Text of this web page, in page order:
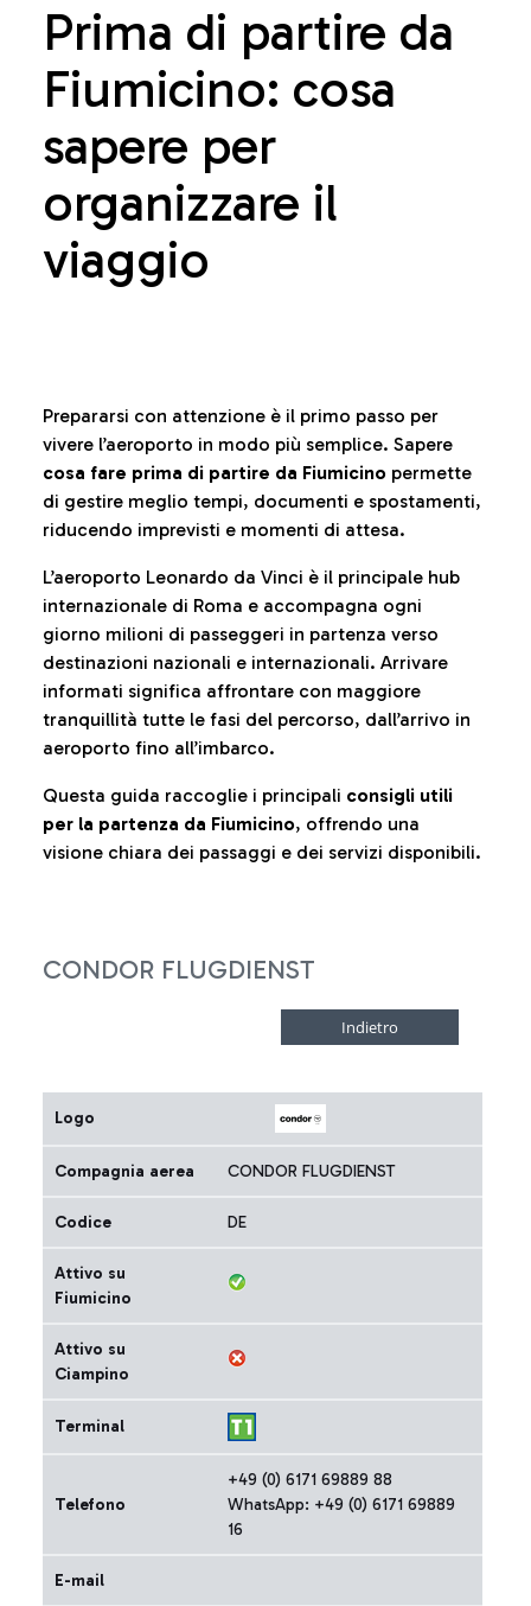
Prima di partire da
Fiumicino: cosa
sapere per
organizzare il
viaggio
Prepararsi con attenzione è il primo passo per
vivere l’aeroporto in modo più semplice. Sapere
cosa fare prima di partire da Fiumicino permette
di gestire meglio tempi, documenti e spostamenti,
riducendo imprevisti e momenti di attesa.
L’aeroporto Leonardo da Vinci è il principale hub
internazionale di Roma e accompagna ogni
giorno milioni di passeggeri in partenza verso
destinazioni nazionali e internazionali. Arrivare
informati significa affrontare con maggiore
tranquillità tutte le fasi del percorso, dall’arrivo in
aeroporto fino all’imbarco.
Questa guida raccoglie i principali consigli utili
per la partenza da Fiumicino, offrendo una
visione chiara dei passaggi e dei servizi disponibili.
CONDOR FLUGDIENST
Logo
Compagnia aerea CONDOR FLUGDIENST
Codice DE
Attivo su
Fiumicino
Attivo su
Ciampino
Terminal
Telefono
+49 (0) 6171 69889 88
WhatsApp: +49 (0) 6171 69889
16
E-mail